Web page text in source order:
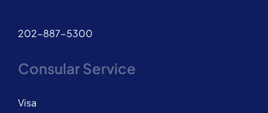
202-887-5300
Consular Service
Visa